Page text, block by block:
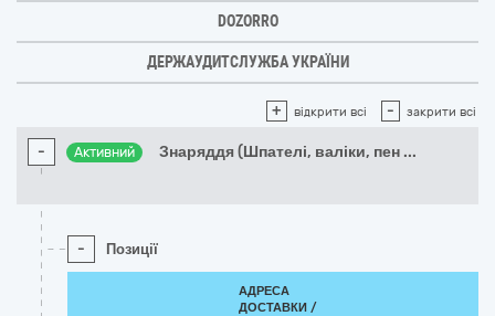
DOZORRO
ДЕРЖАУДИТСЛУЖБА УКРАЇНИ
+ відкрити всі - закрити всі
- Активний Знаряддя (Шпателі, валіки, пен ...
- Позиції
АДРЕСА
ДОСТАВКИ /